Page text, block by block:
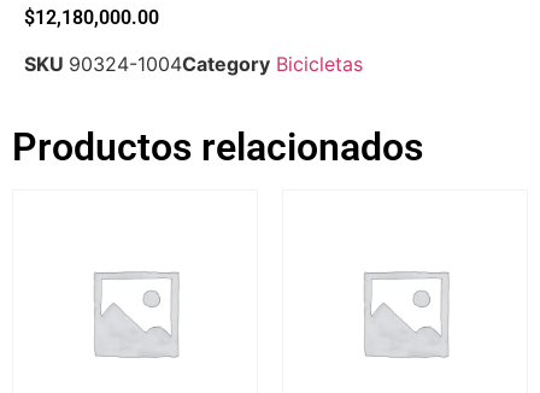
$12,180,000.00
SKU 90324-1004Category Bicicletas
Productos relacionados